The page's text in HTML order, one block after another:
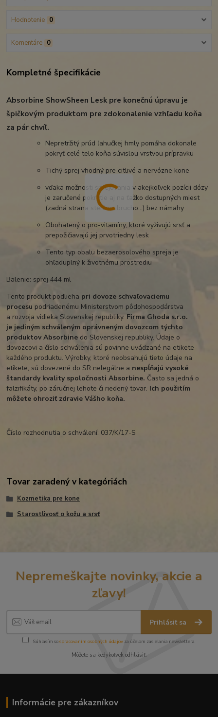
Hodnotenie 0
Komentáre 0
Kompletné špecifikácie
Absorbine ShowSheen Lesk pre konečnú úpravu je
špičkovým produktom pre zdokonalenie vzhľadu koňa
za pár chvíľ.
Nepretržitý prúd ľahučkej hmly pomáha dokonale
pokryť celé telo koňa súvislou vrstvou prípravku
Tichý sprej vhodný pre citlivé a nervózne kone
vďaka možnosti sprejovania v akejkoľvek pozícii dózy
je zaručené pokrytie aj na ťažko dostupných miest
(zadná strana stehien, brucho…) bez námahy
Obohatený o pro-vitamíny, ktoré vyživujú srsť a
prepožičiavajú jej prvotriedny lesk
Tento typ obalu bezaerosolového spreja je
ohľaduplný k životnému prostrediu
Balenie: sprej 444 ml
Tento produkt podlieha pri dovoze schvaľovaciemu
procesu podriadenému Ministerstvom pôdohospodárstva
a rozvoja vidieka Slovenskej republiky. Firma Ghoda s.r.o.
je jediným schváleným oprávneným dovozcom týchto
produktov Absorbine do Slovenskej republiky. Údaje o
dovozcovi a číslo schválenia sú povinne uvádzané na etikete
každého produktu. Výrobky, ktoré neobsahujú tieto údaje na
etikete, sú dovezené do SR nelegálne a nespĺňajú vysoké
štandardy kvality spoločnosti Absorbine. Často sa jedná o
falzifikáty, po záručnej lehote či riedený tovar. Ich použitím
môžete ohroziť zdravie Vášho koňa.
Číslo rozhodnutia o schválení: 037/K/17-S
Tovar zaradený v kategóriách
Kozmetika pre kone
Starostlivosť o kožu a srsť
Nepremeškajte novinky, akcie a
zľavy!
Prihlásiť sa
Súhlasím sospracovaním osobných údajov za účelom zasielania newslettera.
Môžete sa kedykoľvek odhlásiť.
Informácie pre zákazníkov